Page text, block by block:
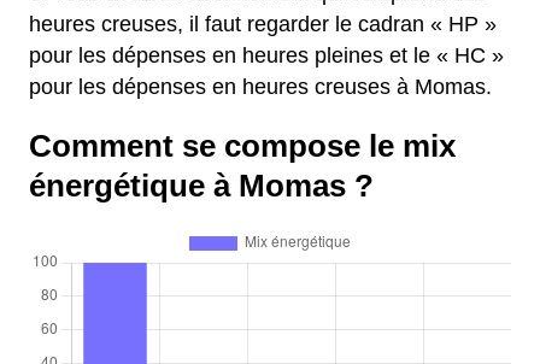
heures creuses, il faut regarder le cadran « HP »
pour les dépenses en heures pleines et le « HC »
pour les dépenses en heures creuses à Momas.
Comment se compose le mix
énergétique à Momas ?